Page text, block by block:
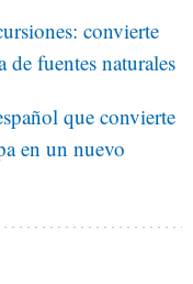
convierte
de fuentes naturales
que convierte
en un nuevo